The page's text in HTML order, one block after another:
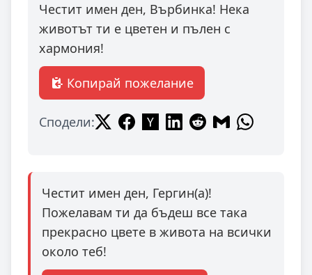
Честит имен ден, Върбинка! Нека
животът ти е цветен и пълен с
хармония!
Копирай пожелание
Сподели:
Честит имен ден, Гергин(а)!
Пожелавам ти да бъдеш все така
прекрасно цвете в живота на всички
около теб!